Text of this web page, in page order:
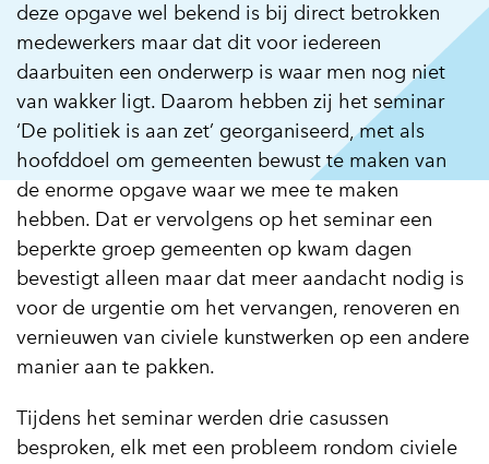
deze opgave wel bekend is bij direct betrokken
medewerkers maar dat dit voor iedereen
daarbuiten een onderwerp is waar men nog niet
van wakker ligt. Daarom hebben zij het seminar
‘De politiek is aan zet’ georganiseerd, met als
hoofddoel om gemeenten bewust te maken van
de enorme opgave waar we mee te maken
hebben. Dat er vervolgens op het seminar een
beperkte groep gemeenten op kwam dagen
bevestigt alleen maar dat meer aandacht nodig is
voor de urgentie om het vervangen, renoveren en
vernieuwen van civiele kunstwerken op een andere
manier aan te pakken.
Tijdens het seminar werden drie casussen
besproken, elk met een probleem rondom civiele